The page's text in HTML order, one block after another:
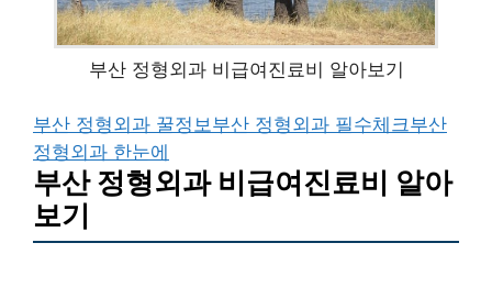
부산 정형외과 비급여진료비 알아보기
부산 정형외과 꿀정보부산 정형외과 필수체크부산
정형외과 한눈에
부산 정형외과 비급여진료비 알아
보기